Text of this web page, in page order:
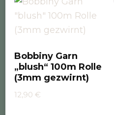
Bobbiny Garn
„blush“ 100m Rolle
(3mm gezwirnt)
12,90 €